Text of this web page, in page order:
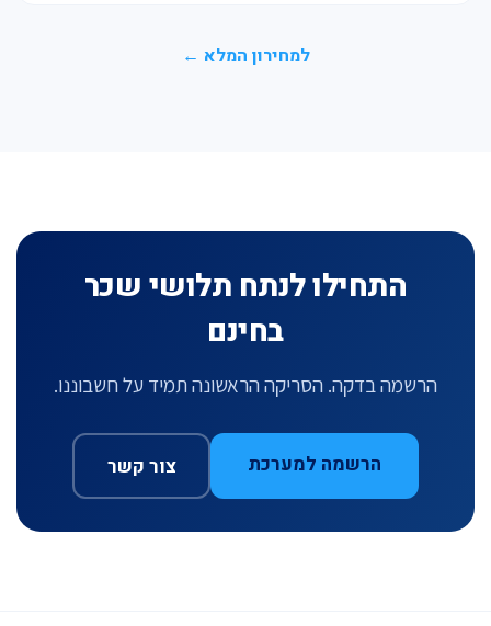
למחירון המלא ←
התחילו לנתח תלושי שכר
בחינם
הרשמה בדקה. הסריקה הראשונה תמיד על חשבוננו.
הרשמה למערכת צור קשר